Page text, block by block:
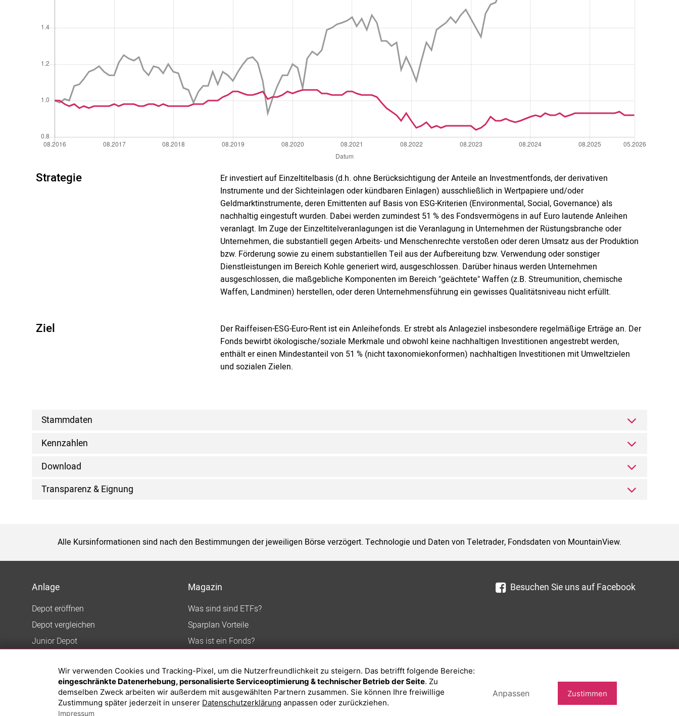
Strategie
Er investiert auf Einzeltitelbasis (d.h. ohne Berücksichtigung der Anteile an Investmentfonds, der derivativen
Instrumente und der Sichteinlagen oder kündbaren Einlagen) ausschließlich in Wertpapiere und/oder
Geldmarktinstrumente, deren Emittenten auf Basis von ESG-Kriterien (Environmental, Social, Governance) als
nachhaltig eingestuft wurden. Dabei werden zumindest 51 % des Fondsvermögens in auf Euro lautende Anleihen
veranlagt. Im Zuge der Einzeltitelveranlagungen ist die Veranlagung in Unternehmen der Rüstungsbranche oder
Unternehmen, die substantiell gegen Arbeits- und Menschenrechte verstoßen oder deren Umsatz aus der Produktion
bzw. Förderung sowie zu einem substantiellen Teil aus der Aufbereitung bzw. Verwendung oder sonstiger
Dienstleistungen im Bereich Kohle generiert wird, ausgeschlossen. Darüber hinaus werden Unternehmen
ausgeschlossen, die maßgebliche Komponenten im Bereich "geächtete" Waffen (z.B. Streumunition, chemische
Waffen, Landminen) herstellen, oder deren Unternehmensführung ein gewisses Qualitätsniveau nicht erfüllt.
Ziel
Der Raiffeisen-ESG-Euro-Rent ist ein Anleihefonds. Er strebt als Anlageziel insbesondere regelmäßige Erträge an. Der
Fonds bewirbt ökologische/soziale Merkmale und obwohl keine nachhaltigen Investitionen angestrebt werden,
enthält er einen Mindestanteil von 51 % (nicht taxonomiekonformen) nachhaltigen Investitionen mit Umweltzielen
und sozialen Zielen.
Stammdaten
Kennzahlen
Download
Transparenz & Eignung
Alle Kursinformationen sind nach den Bestimmungen der jeweiligen Börse verzögert. Technologie und Daten von Teletrader, Fondsdaten von MountainView.
Anlage
Depot eröffnen
Depot vergleichen
Junior Depot
Top-Fonds
Fonds-Suche
Magazin
Was sind sind ETFs?
Sparplan Vorteile
Was ist ein Fonds?
Besuchen Sie uns auf Facebook
Wir verwenden Cookies und Tracking-Pixel, um die Nutzerfreundlichkeit zu steigern. Das betrifft folgende Bereiche:
eingeschränkte Datenerhebung, personalisierte Serviceoptimierung & technischer Betrieb der Seite. Zu
demselben Zweck arbeiten wir außerdem mit ausgewählten Partnern zusammen. Sie können Ihre freiwillige
Zustimmung später jederzeit in unserer Datenschutzerklärung anpassen oder zurückziehen.
Impressum
Anpassen Zustimmen